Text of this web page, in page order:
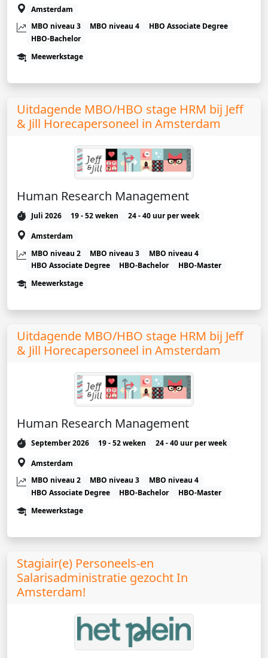
Amsterdam
MBO niveau 3
MBO niveau 4
HBO Associate Degree
HBO-Bachelor
Meewerkstage
Uitdagende MBO/HBO stage HRM bij Jeff
& Jill Horecapersoneel in Amsterdam
Human Research Management
Juli 2026 19 - 52 weken
24 - 40 uur per week
Amsterdam
MBO niveau 2
MBO niveau 3
MBO niveau 4
HBO Associate Degree
HBO-Bachelor
HBO-Master
Meewerkstage
Uitdagende MBO/HBO stage HRM bij Jeff
& Jill Horecapersoneel in Amsterdam
Human Research Management
September 2026 19 - 52 weken
24 - 40 uur per week
Amsterdam
MBO niveau 2
MBO niveau 3
MBO niveau 4
HBO Associate Degree
HBO-Bachelor
HBO-Master
Meewerkstage
Stagiair(e) Personeels-en
Salarisadministratie gezocht In
Amsterdam!